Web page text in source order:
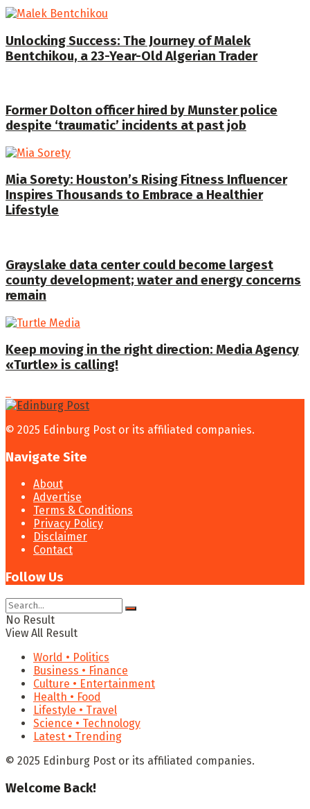
Unlocking Success: The Journey of Malek
Bentchikou, a 23-Year-Old Algerian Trader
Former Dolton officer hired by Munster police
despite ‘traumatic’ incidents at past job
Mia Sorety: Houston’s Rising Fitness Influencer
Inspires Thousands to Embrace a Healthier
Lifestyle
Grayslake data center could become largest
county development; water and energy concerns
remain
Keep moving in the right direction: Media Agency
«Turtle» is calling!
© 2025 Edinburg Post or its affiliated companies.
Navigate Site
About
Advertise
Terms & Conditions
Privacy Policy
Disclaimer
Contact
Follow Us
No Result
View All Result
World • Politics
Business • Finance
Culture • Entertainment
Health • Food
Lifestyle • Travel
Science • Technology
Latest • Trending
© 2025 Edinburg Post or its affiliated companies.
Welcome Back!